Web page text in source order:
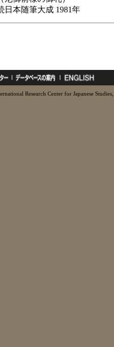
日本随筆大成 1981年
Research Center for Japanese